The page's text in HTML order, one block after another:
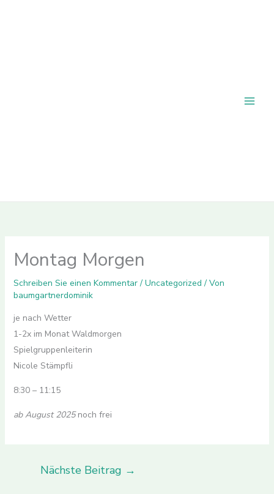
Montag Morgen
Schreiben Sie einen Kommentar / Uncategorized / Von
baumgartnerdominik
je nach Wetter
1-2x im Monat Waldmorgen
Spielgruppenleiterin
Nicole Stämpfli
8:30 – 11:15
ab August 2025noch frei
Nächste Beitrag →